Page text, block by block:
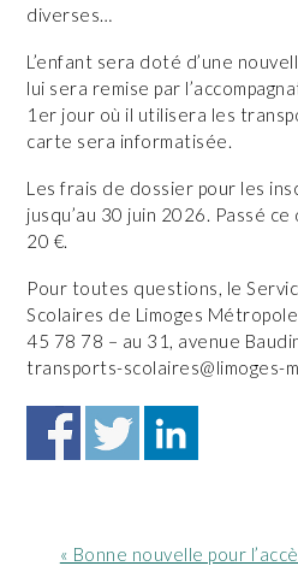
diverses…
L’enfant sera doté d’une
lui sera remise par
1er jour où il utilisera les
carte sera informatisée.
Les frais de dossier pour les
jusqu’au 30 juin 2026. Passé
20 €.
Pour toutes questions, le
Scolaires de Limoges
45 78 78 – au 31, avenue
transports-scolaires@limoges-
Article
« Bonne nouvelle pour